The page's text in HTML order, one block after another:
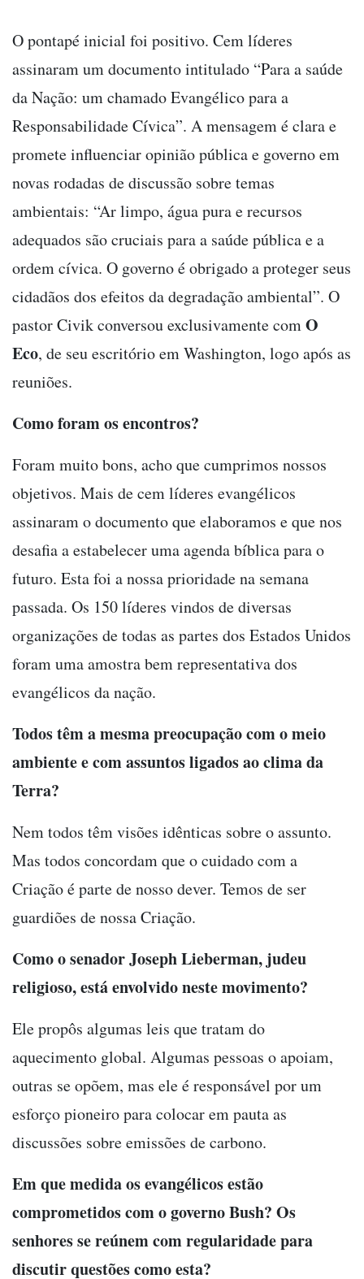
O pontapé inicial foi positivo. Cem líderes
assinaram um documento intitulado “Para a saúde
da Nação: um chamado Evangélico para a
Responsabilidade Cívica”. A mensagem é clara e
promete influenciar opinião pública e governo em
novas rodadas de discussão sobre temas
ambientais: “Ar limpo, água pura e recursos
adequados são cruciais para a saúde pública e a
ordem cívica. O governo é obrigado a proteger seus
cidadãos dos efeitos da degradação ambiental”. O
pastor Civik conversou exclusivamente comO
Eco, de seu escritório em Washington, logo após as
reuniões.
Como foram os encontros?
Foram muito bons, acho que cumprimos nossos
objetivos. Mais de cem líderes evangélicos
assinaram o documento que elaboramos e que nos
desafia a estabelecer uma agenda bíblica para o
futuro. Esta foi a nossa prioridade na semana
passada. Os 150 líderes vindos de diversas
organizações de todas as partes dos Estados Unidos
foram uma amostra bem representativa dos
evangélicos da nação.
Todos têm a mesma preocupação com o meio
ambiente e com assuntos ligados ao clima da
Terra?
Nem todos têm visões idênticas sobre o assunto.
Mas todos concordam que o cuidado com a
Criação é parte de nosso dever. Temos de ser
guardiões de nossa Criação.
Como o senador Joseph Lieberman, judeu
religioso, está envolvido neste movimento?
Ele propôs algumas leis que tratam do
aquecimento global. Algumas pessoas o apoiam,
outras se opõem, mas ele é responsável por um
esforço pioneiro para colocar em pauta as
discussões sobre emissões de carbono.
Em que medida os evangélicos estão
comprometidos com o governo Bush? Os
senhores se reúnem com regularidade para
discutir questões como esta?